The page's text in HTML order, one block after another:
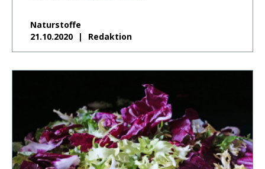
Naturstoffe
21.10.2020
Redaktion